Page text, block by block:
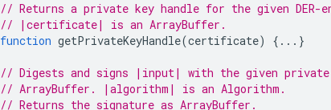
// Returns a private key handle for the given DER-
// |certificate| is an ArrayBuffer.
function getPrivateKeyHandle(certificate) {...}
// Digests and signs |input| with the given
// ArrayBuffer. |algorithm| is an Algorithm.
// Returns the signature as ArrayBuffer.